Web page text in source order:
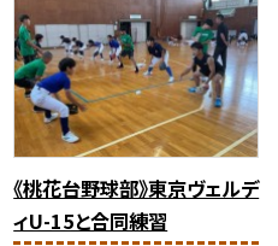
《桃花台野球部》東京ヴェルデ
ィU-15と合同練習